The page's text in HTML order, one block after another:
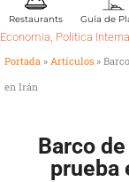
Restaurants Guía de
Economia, Politica
Portada » Artículos »
en Irán
Barco
prueba